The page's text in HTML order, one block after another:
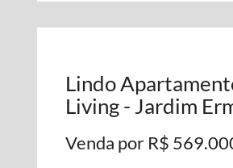
Lindo
Living - Jardim
Venda por R$